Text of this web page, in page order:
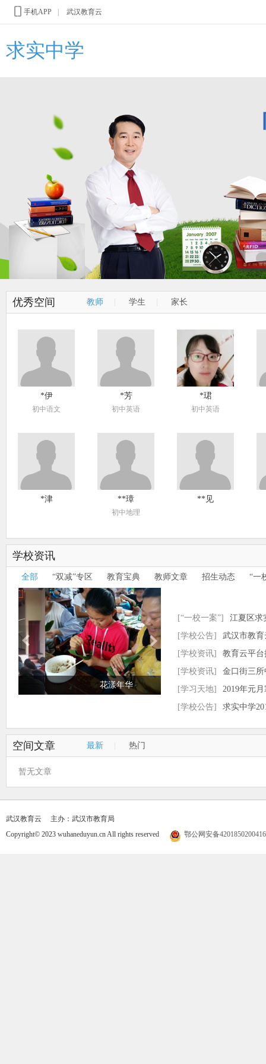
手机APP 武汉教育云
求实中学
优秀空间 教师 学生 家长
*伊
初中语文
*芳
初中英语
*珺
初中英语
*津 **璋
初中地理
**见
*兰 **辉
学校资讯
全部 “双减”专区 教育宝典 教师文章 招生动态 “一
花漾年华
[“一校一案”]
江夏区求
案[学校公告]
武汉市教育
用指数排名规则
[学校资讯]
教育云平
[学校资讯]
金口街三
学举行
[学习天地]
2019年元
[学校公告]
求实中学
空间文章 最新 热门
暂无文章
武汉教育云 主办：武汉市教育局
Copyright© 2023 wuhaneduyun.cn All rights reserved
鄂公网安备